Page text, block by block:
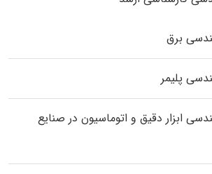
برق
پلیمر
ابزار دقیق و اتوماسیون در صنایع